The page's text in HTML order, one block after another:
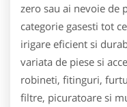
zero sau ai nevoie de
categorie gasesti tot
irigare eficient si
variata de piese si
robineti, fitinguri,
filtre, picuratoare si